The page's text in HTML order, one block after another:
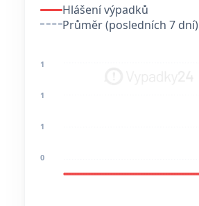
Hlášení výpadků
Průměr (posledních 7 dní)
1
1
1
0